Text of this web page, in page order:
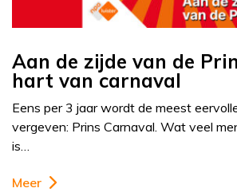
Aan de zijde van de
hart van carnaval
Eens per 3 jaar wordt de meest
vergeven: Prins Carnaval. Wat veel
is…
Meer